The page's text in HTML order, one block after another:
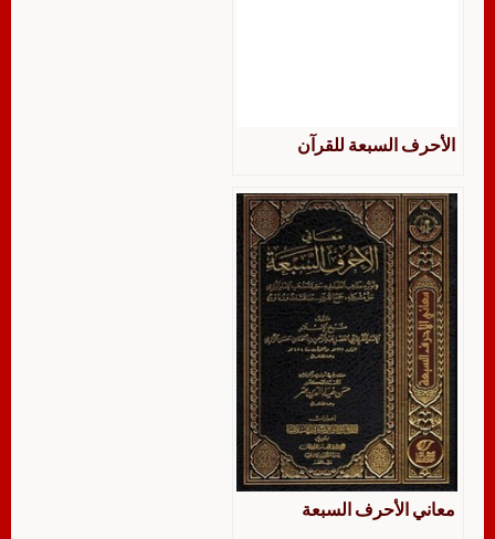
الأحرف السبعة للقرآن
معاني الأحرف السبعة